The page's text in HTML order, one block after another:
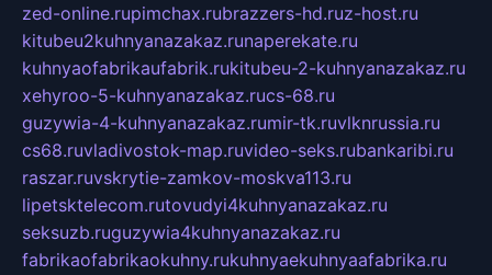
zed-online.rupimchax.rubrazzers-hd.ruz-host.ru
kitubeu2kuhnyanazakaz.runaperekate.ru
kuhnyaofabrikaufabrik.rukitubeu-2-kuhnyanazakaz.ru
xehyroo-5-kuhnyanazakaz.rucs-68.ru
guzywia-4-kuhnyanazakaz.rumir-tk.ruvlknrussia.ru
cs68.ruvladivostok-map.ruvideo-seks.rubankaribi.ru
raszar.ruvskrytie-zamkov-moskva113.ru
lipetsktelecom.rutovudyi4kuhnyanazakaz.ru
seksuzb.ruguzywia4kuhnyanazakaz.ru
fabrikaofabrikaokuhny.rukuhnyaekuhnyaafabrika.ru